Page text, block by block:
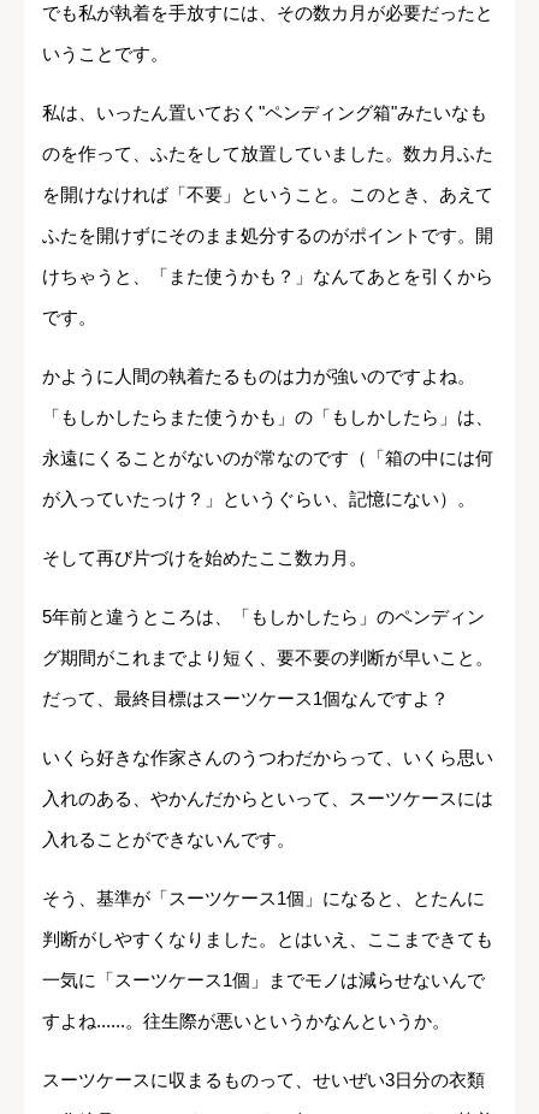
でも私が執着を手放すには、その数カ月が必要だったと
いうことです。
私は、いったん置いておく"ペンディング箱"みたいなも
のを作って、ふたをして放置していました。数カ月ふた
を開けなければ「不要」ということ。このとき、あえて
ふたを開けずにそのまま処分するのがポイントです。開
けちゃうと、「また使うかも？」なんてあとを引くから
です。
かように人間の執着たるものは力が強いのですよね。
「もしかしたらまた使うかも」の「もしかしたら」は、
永遠にくることがないのが常なのです（「箱の中には何
が入っていたっけ？」というぐらい、記憶にない）。
そして再び片づけを始めたここ数カ月。
5年前と違うところは、「もしかしたら」のペンディン
グ期間がこれまでより短く、要不要の判断が早いこと。
だって、最終目標はスーツケース1個なんですよ？
いくら好きな作家さんのうつわだからって、いくら思い
入れのある、やかんだからといって、スーツケースには
入れることができないんです。
そう、基準が「スーツケース1個」になると、とたんに
判断がしやすくなりました。とはいえ、ここまできても
一気に「スーツケース1個」までモノは減らせないんで
すよね......。往生際が悪いというかなんというか。
スーツケースに収まるものって、せいぜい3日分の衣類